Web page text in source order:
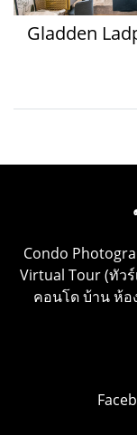
Condo
Virtual Tour (ทัว
คอนโด บ้าน ห้อ